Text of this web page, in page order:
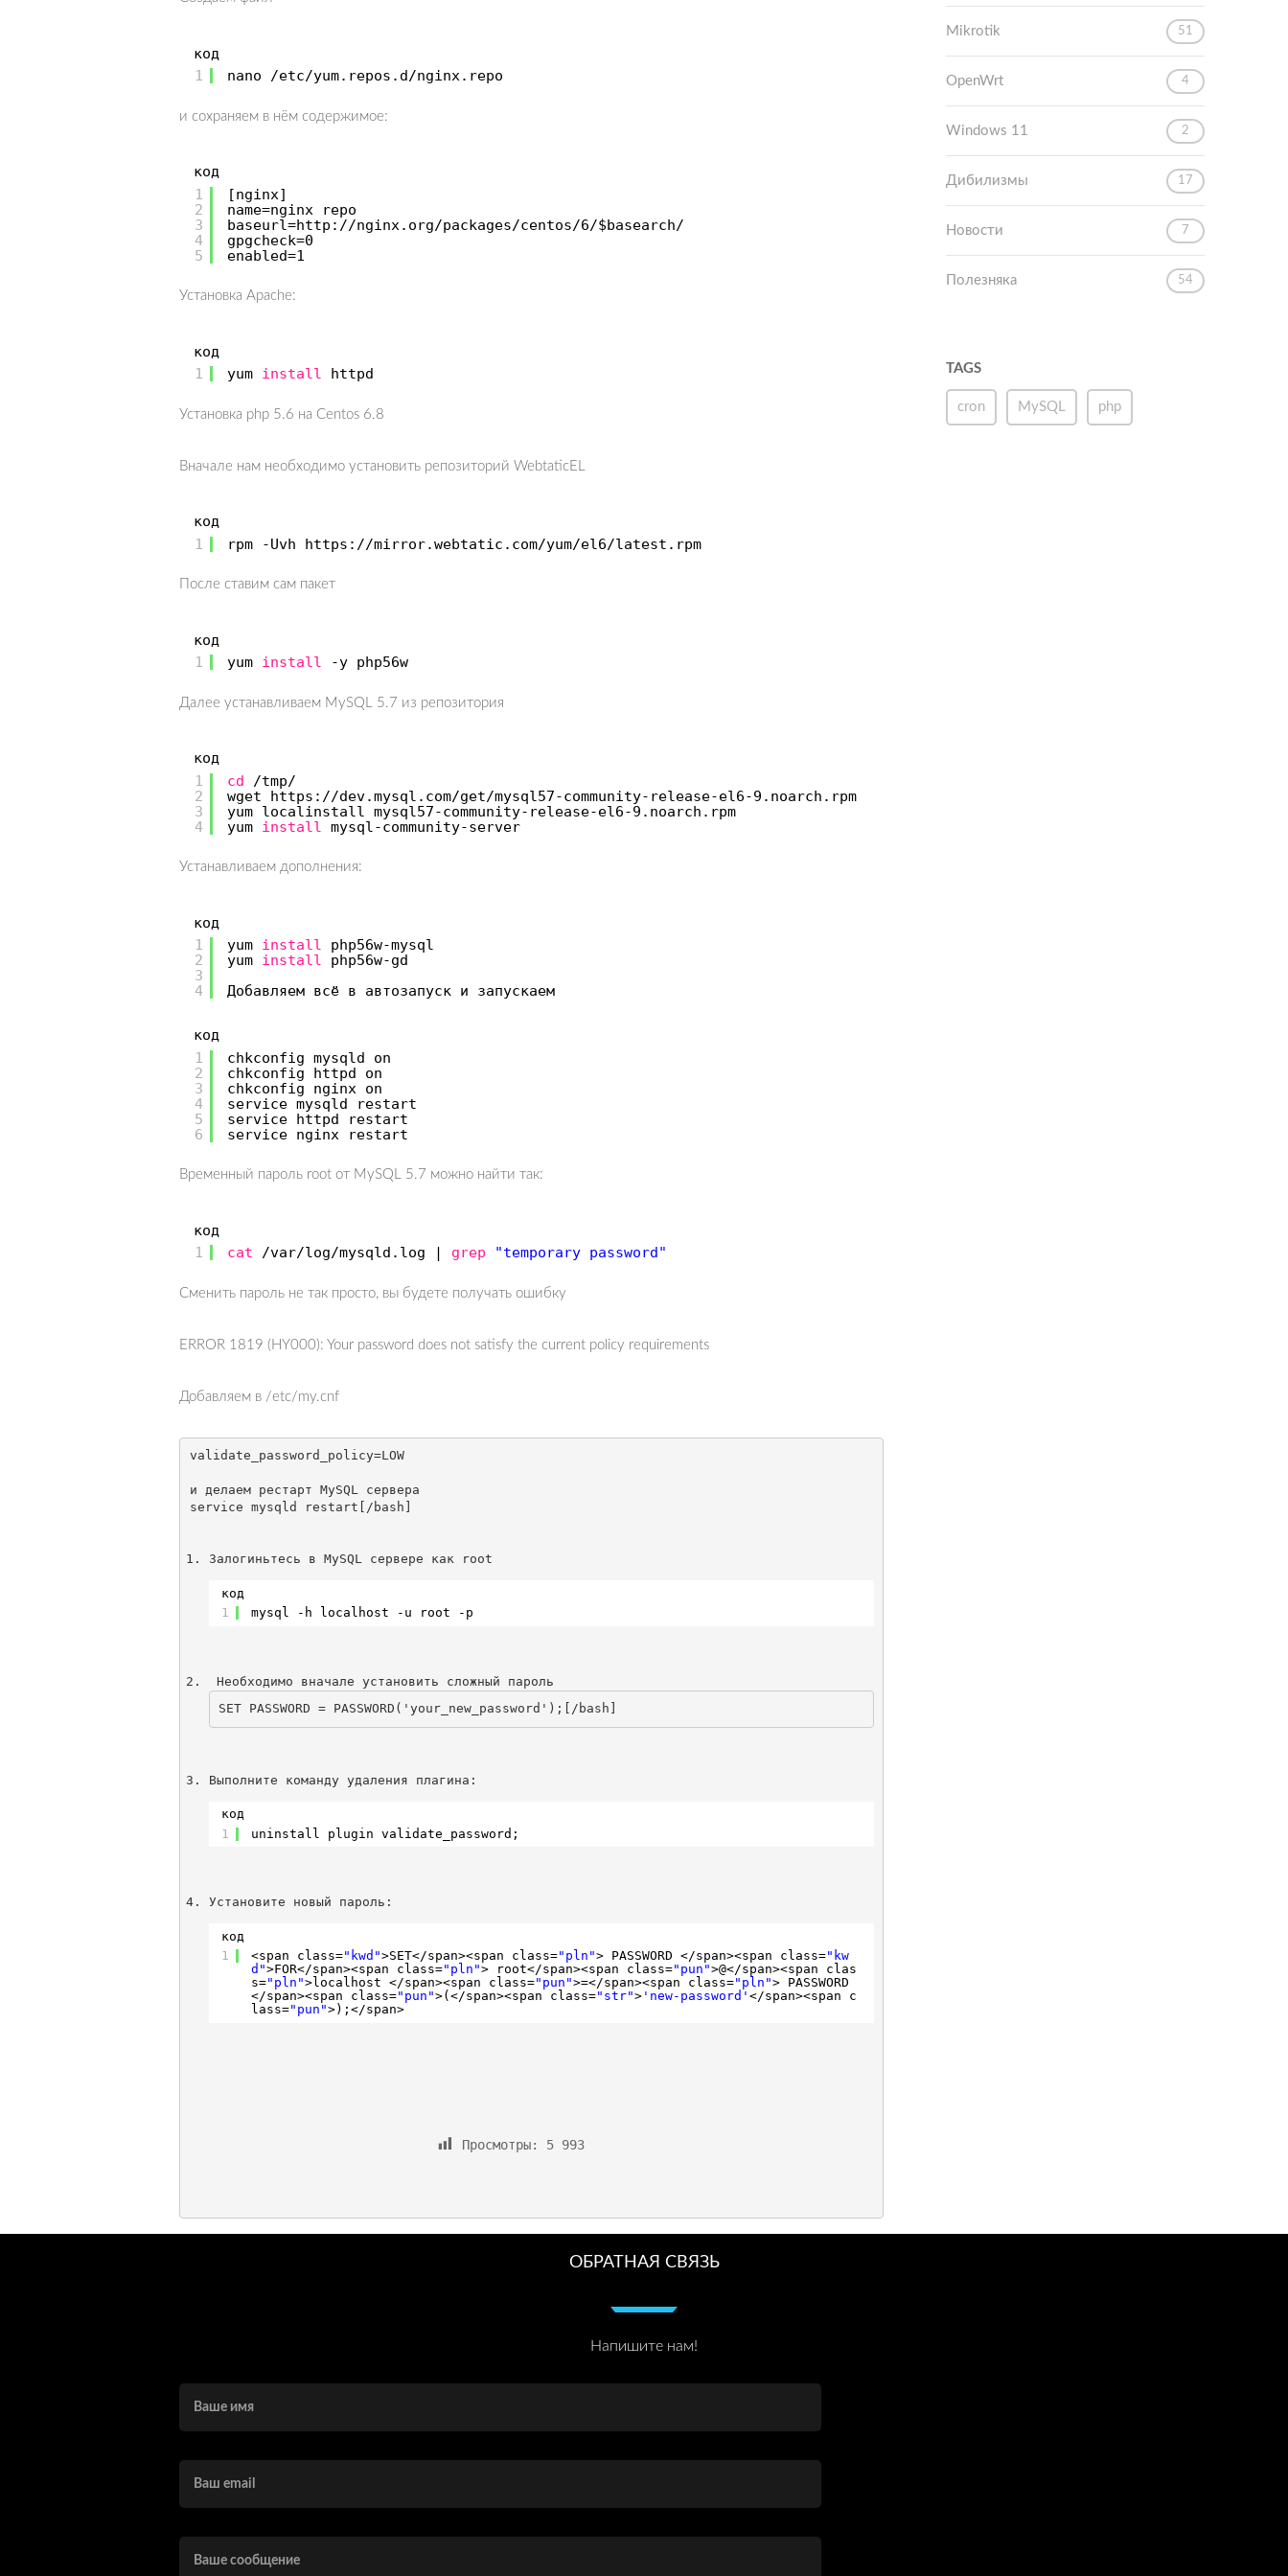
код
1
nano /etc/yum.repos.d/nginx.repo
и сохраняем в нём содержимое:
код
1
2
3
4
5
[nginx]
name=nginx repo
baseurl=http: //nginx .org/packages/centos/6/$basearch/
gpgcheck=0
enabled=1
Установка Apache:
код
1
yum install httpd
Установка php 5.6 на Centos 6.8
Вначале нам необходимо установить репозиторий WebtaticEL
код
1
rpm -Uvh https: //mirror.webtatic.com/yum/el6/latest .rpm
После ставим сам пакет
код
1
yum install -y php56w
Далее устанавливаем MySQL 5.7 из репозитория
код
1
2
3
4
cd
/tmp/
wget https: //dev.mysql.com/get/mysql57-community-release-el6-9 .noarch.rpm
yum localinstall mysql57-community-release-el6-9.noarch.rpm
yum install mysql-community-server
Устанавливаем дополнения:
код
1
2
3
4
yum install
php56w-mysql
yum install
php56w-gd
Добавляем всё в автозапуск и запускаем
код
1
2
3
4
5
6
chkconfig mysqld on
chkconfig httpd on
chkconfig nginx on
service mysqld restart
service httpd restart
service nginx restart
Временный пароль root от MySQL 5.7 можно найти так:
код
1
cat /var/log/mysqld .log | grep "temporary password"
Сменить пароль не так просто, вы будете получать ошибку
ERROR 1819 (HY000): Your password does not satisfy the current policy requirements
Добавляем в /etc/my.cnf
validate_password_policy=LOW
и делаем рестарт MySQL сервера
service mysqld restart
код
1
mysql -h localhost -u root -p
SET PASSWORD = PASSWORD ( 'your_new_password' );
код
1
uninstall plugin validate_password;
Установите новый пароль:
код
1
<span class="kwd">SET</span><span class="pln"> PASSWORD </span><span class="kw
d">FOR</span><span class="pln"> root</span><span class="pun">@</span><span clas
s="pln">localhost </span><span class="pun">=</span><span class="pln"> PASSWORD
</span><span class="pun">(</span><span class="str">'new-password' </span><span c
lass="pun">);</span>
Просмотры: 5 993
Mikrotik 51
OpenWrt 4
Windows 11 2
Дибилизмы 17
Новости 7
Полезняка 54
TAGS
cron MySQL php
ОБРАТНАЯ СВЯЗЬ
Напишите нам!